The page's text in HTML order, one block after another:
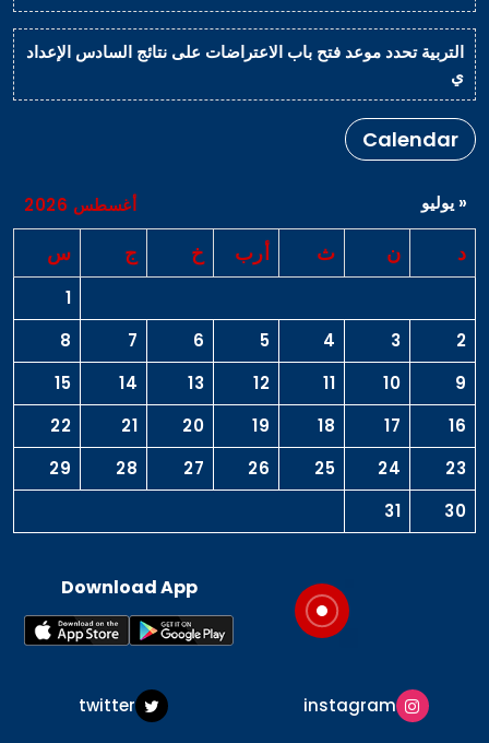
التربية تحدد موعد فتح باب الاعتراضات على نتائج السادس الإعداد
ي
Calendar
أغسطس 2026
د ن ث أرب خ ج س
1
2
3
4
5
6
7
8
9
10
11
12
13
14
15
16
17
18
19
20
21
22
23
24
25
26
27
28
29
30
31
« يوليو
Download App
twitter instagram